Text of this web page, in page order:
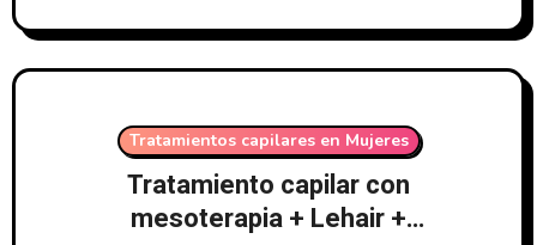
Tratamientos capilares en Mujeres
Tratamiento capilar con
mesoterapia + Lehair +